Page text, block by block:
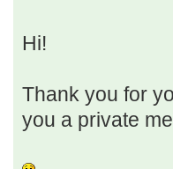
Hi!
Thank you for
you a private